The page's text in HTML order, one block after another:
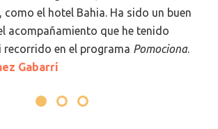
como el hotel Bahia. Ha sido un buen
acompañamiento que he tenido
en el programa Pomociona.
Gabarrí